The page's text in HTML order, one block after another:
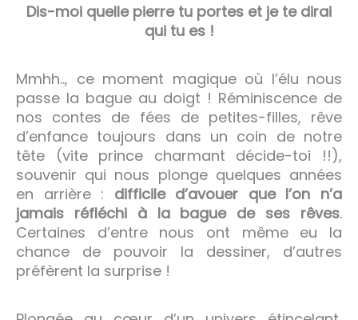
Dis-moi quelle pierre tu portes et je te dirai
qui tu es !
Mmhh.., ce moment magique où l’élu nous
passe la bague au doigt ! Réminiscence de
nos contes de fées de petites-filles, rêve
d’enfance toujours dans un coin de notre
tête (vite prince charmant décide-toi !!),
souvenir qui nous plonge quelques années
en arrière : difficile d’avouer que l’on n’a
jamais réfléchi à la bague de ses rêves.
Certaines d’entre nous ont même eu la
chance de pouvoir la dessiner, d’autres
préfèrent la surprise !